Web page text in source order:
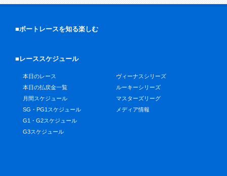
■ボートレースを知る楽しむ
■レーススケジュール
本日のレース
本日の払戻金一覧
月間スケジュール
SG・PG1スケジュール
G1・G2スケジュール
G3スケジュール
ヴィーナスシリーズ
ルーキーシリーズ
マスターズリーグ
メディア情報